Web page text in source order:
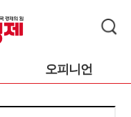
오피니언